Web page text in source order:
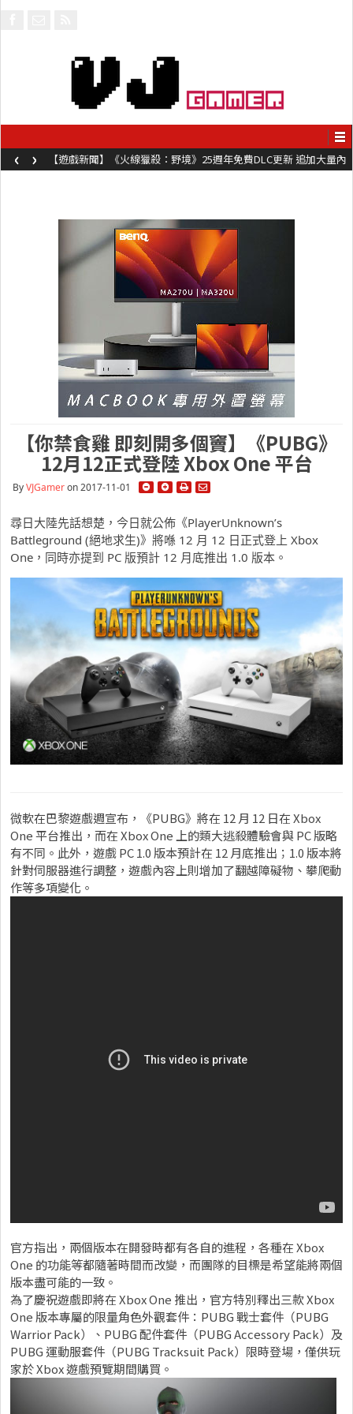
【遊戲新聞】《火線獵殺：野境》25週年免費DLC更新 追加大量內
容同時系舊作限時超平價折扣
‹ ›
【你禁食雞 即刻開多個竇】《PUBG》
12月12正式登陸 Xbox One 平台
ByVJGameron 2017-11-01
尋日大陸先話想楚，今日就公佈《PlayerUnknown’s
Battleground (絕地求生)》將喺 12 月 12 日正式登上 Xbox
One，同時亦提到 PC 版預計 12 月底推出 1.0 版本。
微軟在巴黎遊戲週宣布，《PUBG》將在 12 月 12 日在 Xbox
One 平台推出，而在 Xbox One 上的類大逃殺體驗會與 PC 版略
有不同。此外，遊戲 PC 1.0 版本預計在 12 月底推出；1.0 版本將
針對伺服器進行調整，遊戲內容上則增加了翻越障礙物、攀爬動
作等多項變化。
官方指出，兩個版本在開發時都有各自的進程，各種在 Xbox
One 的功能等都隨著時間而改變，而團隊的目標是希望能將兩個
版本盡可能的一致。
為了慶祝遊戲即將在 Xbox One 推出，官方特別釋出三款 Xbox
One 版本專屬的限量角色外觀套件：PUBG 戰士套件（PUBG
Warrior Pack）、PUBG 配件套件（PUBG Accessory Pack）及
PUBG 運動服套件（PUBG Tracksuit Pack）限時登場，僅供玩
家於 Xbox 遊戲預覽期間購買。